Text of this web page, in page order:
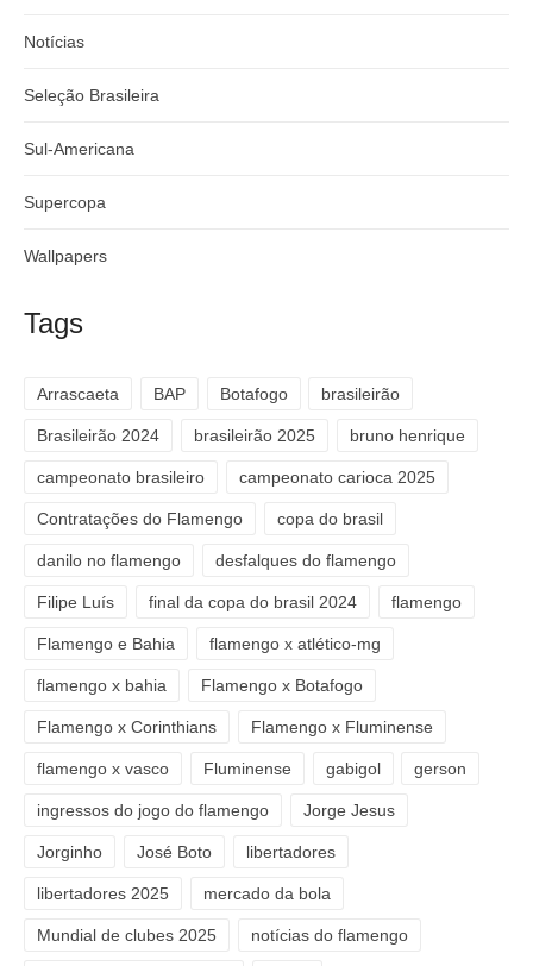
Notícias
Seleção Brasileira
Sul-Americana
Supercopa
Wallpapers
Tags
Arrascaeta BAP Botafogo brasileirão
Brasileirão 2024 brasileirão 2025 bruno henrique
campeonato brasileiro campeonato carioca 2025
Contratações do Flamengo copa do brasil
danilo no flamengo desfalques do flamengo
Filipe Luís final da copa do brasil 2024 flamengo
Flamengo e Bahia flamengo x atlético-mg
flamengo x bahia Flamengo x Botafogo
Flamengo x Corinthians Flamengo x Fluminense
flamengo x vasco Fluminense gabigol gerson
ingressos do jogo do flamengo Jorge Jesus
Jorginho José Boto libertadores
libertadores 2025 mercado da bola
Mundial de clubes 2025 notícias do flamengo